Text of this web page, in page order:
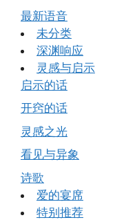
最新语音
未分类
深渊响应
灵感与启示
启示的话
开窍的话
灵感之光
看见与异象
诗歌
爱的宴席
特别推荐